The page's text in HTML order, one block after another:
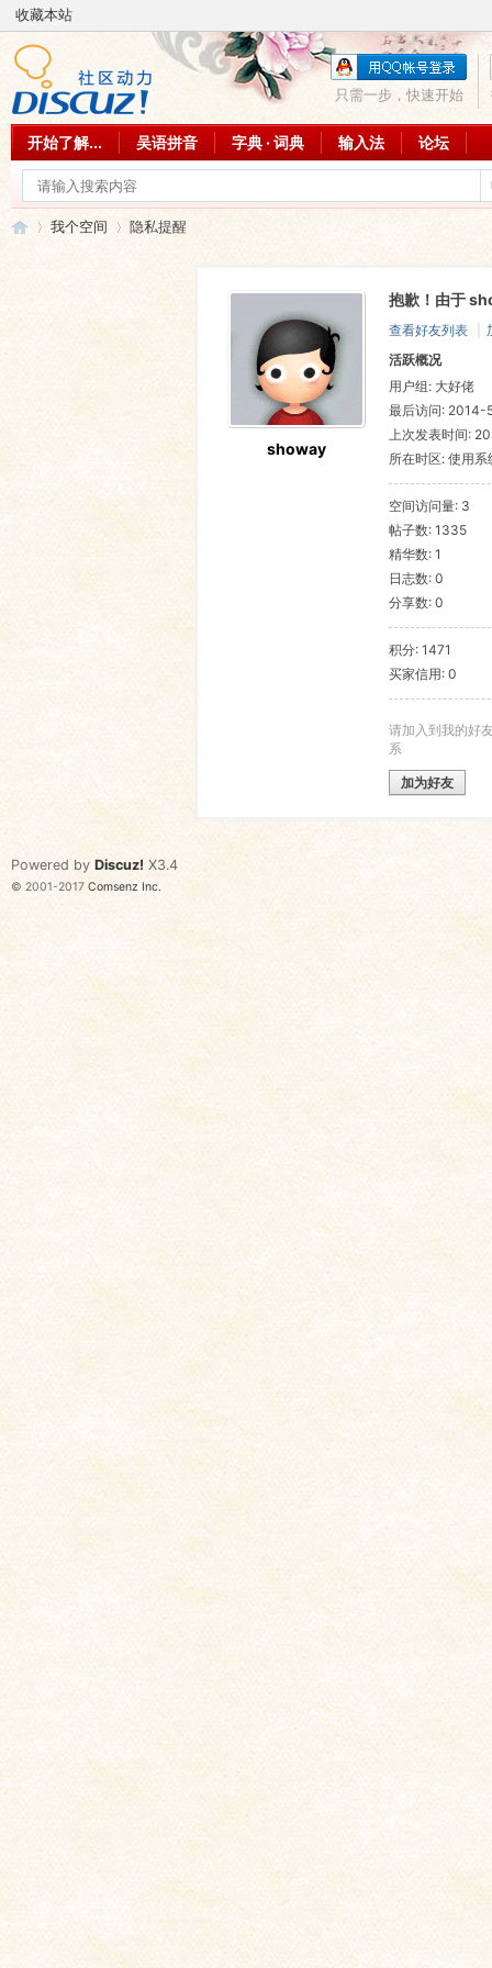
收藏本站
只需一步，快速开始
开始了解... 吴语拼音 字典 · 词典 输入法 论坛
吴
语
会
我个空间 隐私提醒
showay
抱歉！由于
查看好友列表
活跃概况
用户组: 大好佬
最后访问: 2014-
上次发表时间:
所在时区: 使用系
空间访问量: 3
帖子数: 1335
精华数: 1
日志数: 0
分享数: 0
积分: 1471
买家信用: 0
请加入到我的好
系
加为好友
Powered by Discuz! X3.4
© 2001-2017 Comsenz Inc.